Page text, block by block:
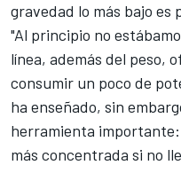
gravedad lo más bajo es
"Al principio no
línea, además del peso,
consumir un poco de
ha enseñado, sin
herramienta
más concentrada si no